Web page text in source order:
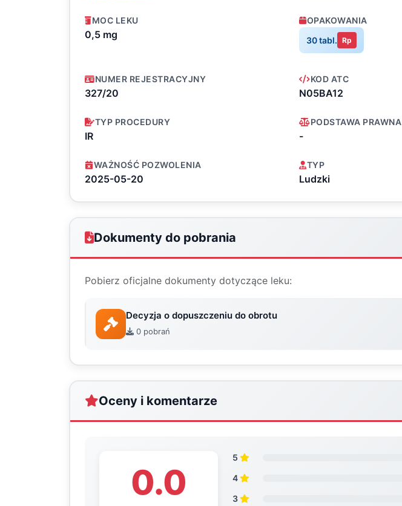
MOC LEKU
0,5 mg
OPAKOWANIA
30 tabl. Rp
NUMER REJESTRACYJNY
327/20
KOD ATC
N05BA12
TYP PROCEDURY
IR
PODSTAWA PRAWNA
-
WAŻNOŚĆ POZWOLENIA
2025-05-20
TYP
Ludzki
Dokumenty do pobrania
Pobierz oficjalne dokumenty dotyczące leku:
Decyzja o dopuszczeniu do obrotu
0 pobrań
Oceny i komentarze
0.0
5
4
3